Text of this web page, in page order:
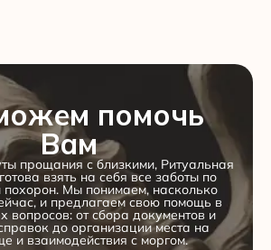
помочь
Вам
прощания с близкими, Ритуальная
взять на себя все заботы по
похорон. Мы понимаем, насколько
и предлагаем свою помощь в
вопросов: от сбора документов и
до организации места на
и взаимодействия с моргом.